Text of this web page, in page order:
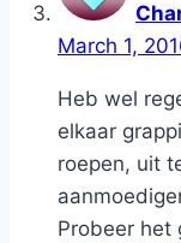
March 1,
Heb wel
elkaar
roepen, uit
Probeer het